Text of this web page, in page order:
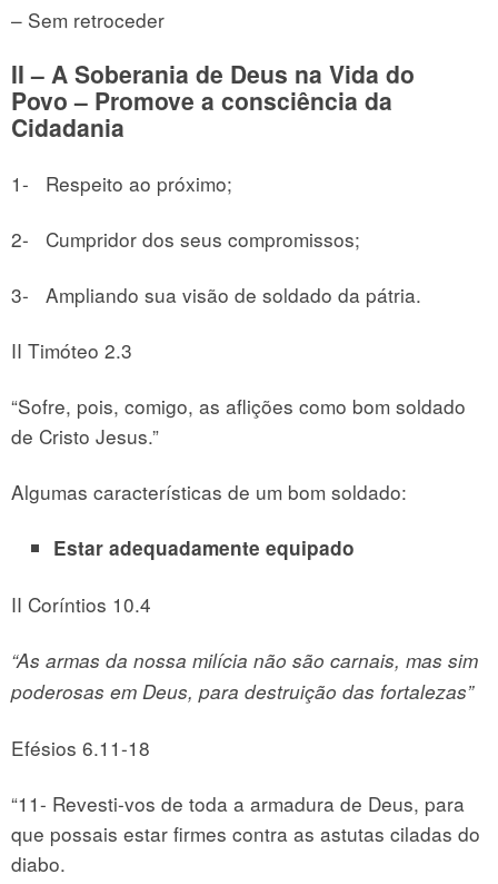
– Sem retroceder
II – A Soberania de Deus na Vida do
Povo– Promove a consciência da
Cidadania
1- Respeito ao próximo;
2- Cumpridor dos seus compromissos;
3- Ampliando sua visão de soldado da pátria.
II Timóteo 2.3
“Sofre, pois, comigo, as aflições como bom soldado
de Cristo Jesus.”
Algumas características de um bom soldado:
Estar adequadamente equipado
II Coríntios 10.4
“As armas da nossa milícia não são carnais, mas sim
poderosas em Deus, para destruição das fortalezas”
Efésios 6.11-18
“11- Revesti-vos de toda a armadura de Deus, para
que possais estar firmes contra as astutas ciladas do
diabo.